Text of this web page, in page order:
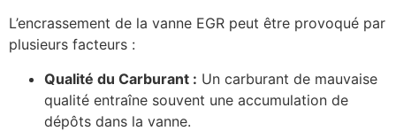
L’encrassement de la vanne EGR peut être provoqué par
plusieurs facteurs :
Qualité du Carburant : Un carburant de mauvaise
qualité entraîne souvent une accumulation de
dépôts dans la vanne.